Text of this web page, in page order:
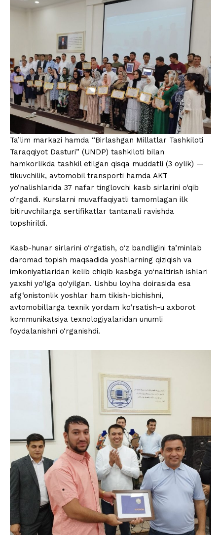
Ta’lim markazi hamda “Birlashgan Millatlar Tashkiloti
Taraqqiyot Dasturi” (UNDP) tashkiloti bilan
hamkorlikda tashkil etilgan qisqa muddatli (3 oylik) —
tikuvchilik, avtomobil transporti hamda AKT
yo‘nalishlarida 37 nafar tinglovchi kasb sirlarini o‘qib
o‘rgandi. Kurslarni muvaffaqiyatli tamomlagan ilk
bitiruvchilarga sertifikatlar tantanali ravishda
topshirildi.
Kasb-hunar sirlarini o‘rgatish, o‘z bandligini ta’minlab
daromad topish maqsadida yoshlarning qiziqish va
imkoniyatlaridan kelib chiqib kasbga yo‘naltirish ishlari
yaxshi yo‘lga qo‘yilgan. Ushbu loyiha doirasida esa
afg‘onistonlik yoshlar ham tikish-bichishni,
avtomobillarga texnik yordam ko‘rsatish-u axborot
kommunikatsiya texnologiyalaridan unumli
foydalanishni o‘rganishdi.